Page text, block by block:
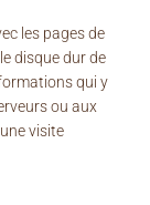
les pages de
disque dur de
qui y
ou aux
visite